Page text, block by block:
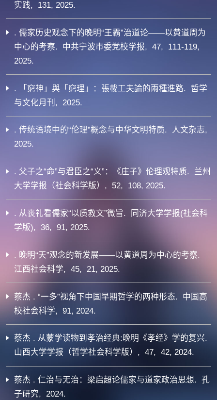
实践, 131, 2025.
. 儒家历史观念下的晚明“王霸”治道论——以黄道周为
中心的考察. 中共宁波市委党校学报, 47, 111-119,
2025.
. 「窮神」與「窮理」：張載工夫論的兩種進路. 哲学
与文化月刊, 2025.
. 传统语境中的“伦理”概念与中华文明特质. 人文杂志,
2025.
. 父子之“命”与君臣之“义”：《庄子》伦理观特质. 兰州
大学学报（社会科学版）, 52, 108, 2025.
. 从丧礼看儒家“以质救文”微旨. 同济大学学报(社会科
学版), 36, 91, 2025.
. 晚明“天”观念的新发展——以黄道周为中心的考察.
江西社会科学, 45, 21, 2025.
蔡杰 . “一多”视角下中国早期哲学的两种形态. 中国高
校社会科学, 91, 2024.
蔡杰 . 从蒙学读物到孝治经典:晚明《孝经》学的复兴.
山西大学学报（哲学社会科学版）, 47, 42, 2024.
蔡杰 . 仁治与无治：梁启超论儒家与道家政治思想. 孔
子研究, 2024.